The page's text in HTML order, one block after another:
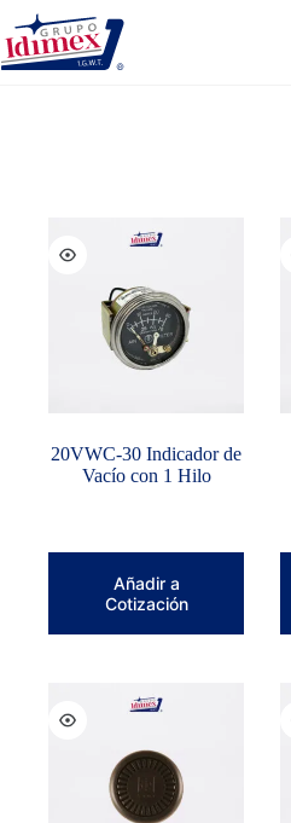
Saltar
contenido
20VWC-30 Indicador de
Vacío con 1 Hilo
Añadir a
Cotización